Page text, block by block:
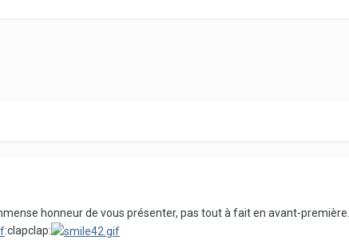
honneur de vous présenter, pas tout à fait en avant-première...
:clapclap: